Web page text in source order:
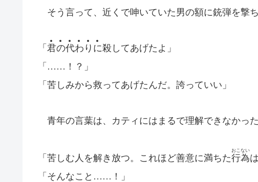
そう言って、近くで呻いていた男の額に銃弾を撃
「 君の代わ り に殺してあげたよ」
「……！？」
「苦しみから救ってあげたんだ。誇っていい」
青年の言葉は、カティにはまるで理解できなかった
「苦しむ人を解き放つ。これほど善意に満ちた行為
おこない
「そんなこと……！」